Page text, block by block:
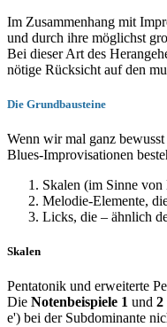
Im Zusammenhang mit
und durch ihre möglichst
Bei dieser Art des
nötige Rücksicht auf den
Die Grundbausteine
Wenn wir mal ganz
Blues-Im­provisationen
Skalen (im Sinne von
Melodie-Elemente,
Licks, die – ähnlich
Skalen
Pentatonik und erweiterte
Die Notenbeispiele 1 und 2
e') bei der Subdomi­nante